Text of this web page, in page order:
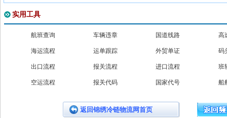
实用工具
航班查询 车辆违章 国道线路 高
海运流程 运单跟踪 外贸单证 码
出口流程 报关流程 进口流程 班
空运流程 报关代码 国家代号 船
返回锦绣冷链物流网首页